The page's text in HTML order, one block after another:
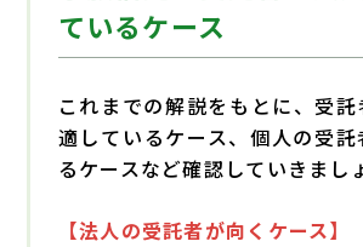
ているケース
これまでの解説をもとに、受
適しているケース、個人の受
るケースなど確認していきまし
【法人の受託者が向くケース】